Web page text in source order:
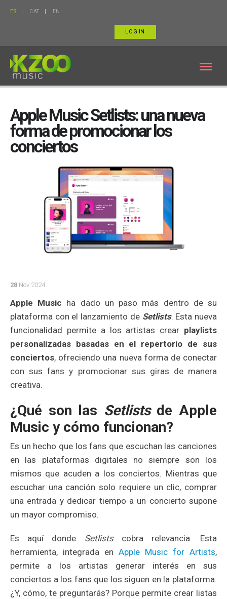
ES CAT EN
LOG IN
Apple Music Setlists: una nueva
forma de promocionar los
conciertos
28 Nov 2024
Apple Music ha dado un paso más dentro de su
plataforma con el lanzamiento de Setlists. Esta nueva
funcionalidad permite a los artistas crear playlists
personalizadas basadas en el repertorio de sus
conciertos, ofreciendo una nueva forma de conectar
con sus fans y promocionar sus giras de manera
creativa.
¿Qué son las Setlistsde Apple
Music y cómo funcionan?
Es un hecho que los fans que escuchan las canciones
en las plataformas digitales no siempre son los
mismos que acuden a los conciertos. Mientras que
escuchar una canción solo requiere un clic, comprar
una entrada y dedicar tiempo a un concierto supone
un mayor compromiso.
Es aquí donde Setlistscobra relevancia. Esta
herramienta, integrada en Apple Music for Artists,
permite a los artistas generar interés en sus
conciertos a los fans que los siguen en la plataforma.
¿Y, cómo, te preguntarás? Porque permite crear listas